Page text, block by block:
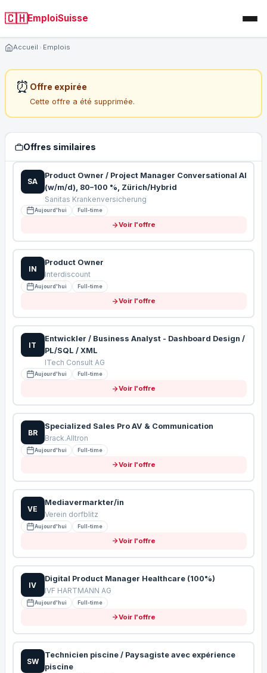
🇨🇭EmploiSuisse
Accueil Emplois
⏰ Offre expirée
Cette offre a été supprimée.
Offres similaires
SA
Product Owner / Project Manager Conversational AI
(w/m/d), 80–100 %, Zürich/Hybrid
Sanitas Krankenversicherung
Aujourd'hui Full-time
Voir l'offre
IN
Product Owner
Interdiscount
Aujourd'hui Full-time
Voir l'offre
IT
Entwickler / Business Analyst - Dashboard Design /
PL/SQL / XML
ITech Consult AG
Aujourd'hui Full-time
Voir l'offre
BR
Specialized Sales Pro AV & Communication
Brack.Alltron
Aujourd'hui Full-time
Voir l'offre
VE
Mediavermarkter/in
Verein dorfblitz
Aujourd'hui Full-time
Voir l'offre
IV
Digital Product Manager Healthcare (100%)
IVF HARTMANN AG
Aujourd'hui Full-time
Voir l'offre
SW
Technicien piscine / Paysagiste avec expérience
piscine